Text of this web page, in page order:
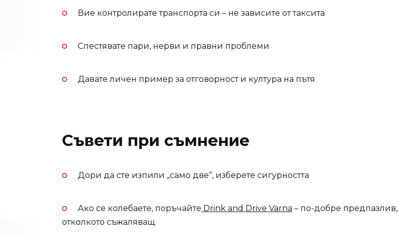
Вие контролирате транспорта си – не зависите от таксита
Спестявате пари, нерви и правни проблеми
Давате личен пример за отговорност и култура на пътя
Съвети при съмнение
Дори да сте изпили „само две“, изберете сигурността
Ако се колебаете, поръчайте Drink and Drive Varna – по-добре предпазлив,
отколкото съжаляващ